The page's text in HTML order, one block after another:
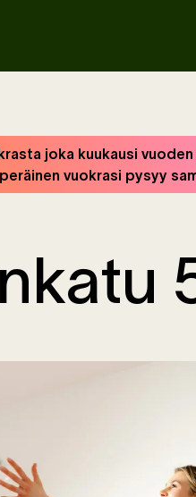
joka kuukausi
vuokrasi pysyy